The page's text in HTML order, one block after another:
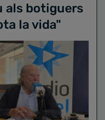
als botiguers
la vida"